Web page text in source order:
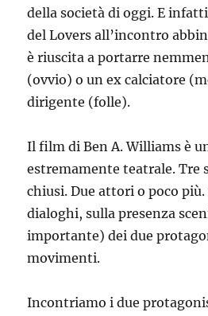
della società di oggi. E
del Lovers all’incontro
è riuscita a portarre
(ovvio) o un ex calciatore
dirigente (folle).
Il film di Ben A. Williams è
estremamente teatrale. Tre
chiusi. Due attori o poco
dialoghi, sulla presenza
importante) dei due
movimenti.
Incontriamo i due